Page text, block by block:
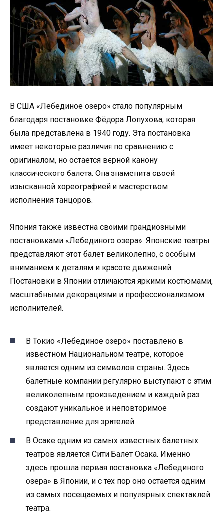
В США «Лебединое озеро» стало популярным
благодаря постановке Фёдора Лопухова, которая
была представлена в 1940 году. Эта постановка
имеет некоторые различия по сравнению с
оригиналом, но остается верной канону
классического балета. Она знаменита своей
изысканной хореографией и мастерством
исполнения танцоров.
Япония также известна своими грандиозными
постановками «Лебединого озера». Японские театры
представляют этот балет великолепно, с особым
вниманием к деталям и красоте движений.
Постановки в Японии отличаются яркими костюмами,
масштабными декорациями и профессионализмом
исполнителей.
В Токио «Лебединое озеро» поставлено в
известном Национальном театре, которое
является одним из символов страны. Здесь
балетные компании регулярно выступают с этим
великолепным произведением и каждый раз
создают уникальное и неповторимое
представление для зрителей.
В Осаке одним из самых известных балетных
театров является Сити Балет Осака. Именно
здесь прошла первая постановка «Лебединого
озера» в Японии, и с тех пор оно остается одним
из самых посещаемых и популярных спектаклей
театра.